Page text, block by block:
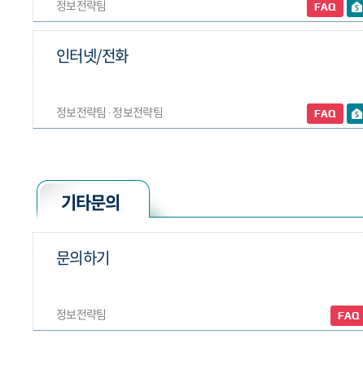
정보전략팀
정보전략팀 ∙ 정보전략팀
인터넷/전화
기타문의
정보전략팀
문의하기